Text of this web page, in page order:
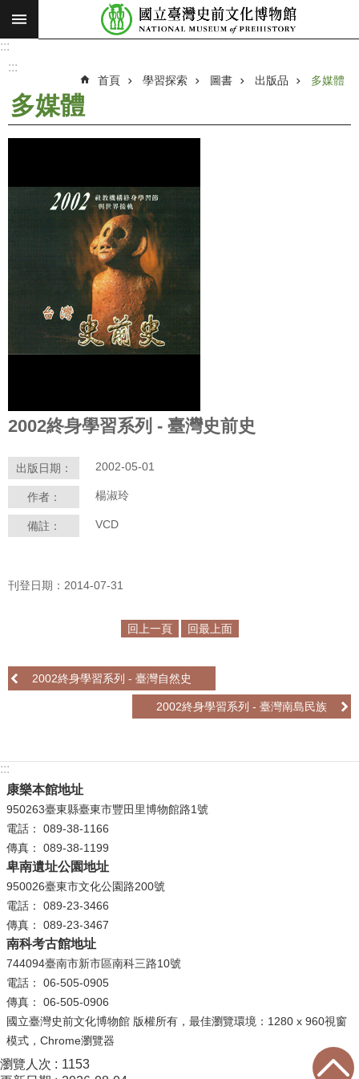
跳到主要內容區塊
搜
願
景
覽
習
探
認
我
們
民
性
別
區
友
善
措
施
服
務
服
務
信
箱
網
站
覽
:::
:::
首頁 學習探索 圖書 出版品 多媒體
多媒體
2002終身學習系列 - 臺灣史前史
出版日期： 2002-05-01
作者： 楊淑玲
備註： VCD
刊登日期：2014-07-31
回上一頁 回最上面
2002終身學習系列 - 臺灣自然史
2002終身學習系列 - 臺灣南島民族
:::
康樂本館地址
950263臺東縣臺東市豐田里博物館路1號
電話： 089-38-1166
傳真： 089-38-1199
卑南遺址公園地址
950026臺東市文化公園路200號
電話： 089-23-3466
傳真： 089-23-3467
南科考古館地址
744094臺南市新市區南科三路10號
電話： 06-505-0905
傳真： 06-505-0906
國立臺灣史前文化博物館 版權所有，最佳瀏覽環境：1280 x 960視窗
模式，Chrome瀏覽器
瀏覽人次
1153